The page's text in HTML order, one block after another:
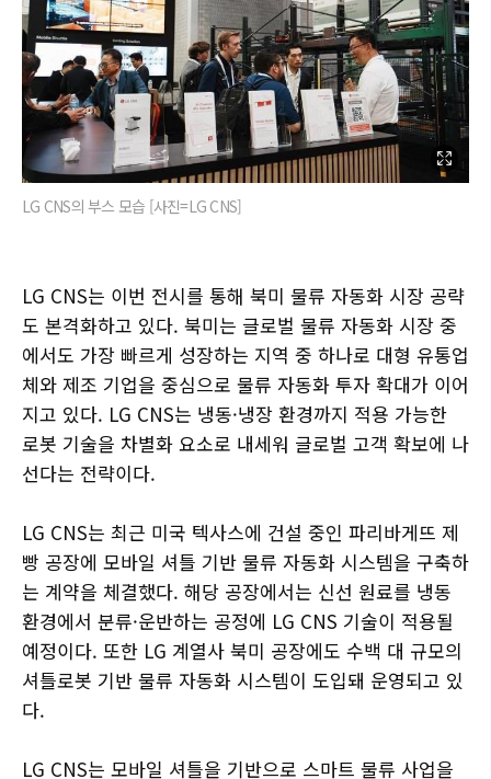
LG CNS의 부스 모습 [사진=LG CNS]
LG CNS는 이번 전시를 통해 북미 물류 자동화 시장 공략
도 본격화하고 있다. 북미는 글로벌 물류 자동화 시장 중
에서도 가장 빠르게 성장하는 지역 중 하나로 대형 유통업
체와 제조 기업을 중심으로 물류 자동화 투자 확대가 이어
지고 있다. LG CNS는 냉동·냉장 환경까지 적용 가능한
로봇 기술을 차별화 요소로 내세워 글로벌 고객 확보에 나
선다는 전략이다.
LG CNS는 최근 미국 텍사스에 건설 중인 파리바게뜨 제
빵 공장에 모바일 셔틀 기반 물류 자동화 시스템을 구축하
는 계약을 체결했다. 해당 공장에서는 신선 원료를 냉동
환경에서 분류·운반하는 공정에 LG CNS 기술이 적용될
예정이다. 또한 LG 계열사 북미 공장에도 수백 대 규모의
셔틀로봇 기반 물류 자동화 시스템이 도입돼 운영되고 있
다.
LG CNS는 모바일 셔틀을 기반으로 스마트 물류 사업을